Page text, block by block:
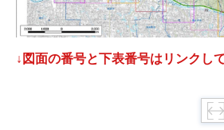
↓図面の番号と下表番号はリンクし